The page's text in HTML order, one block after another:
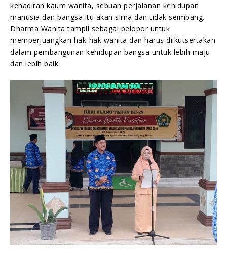
kehadiran kaum wanita, sebuah perjalanan kehidupan
manusia dan bangsa itu akan sirna dan tidak seimbang.
Dharma Wanita tampil sebagai pelopor untuk
memperjuangkan hak-hak wanita dan harus diikutsertakan
dalam pembangunan kehidupan bangsa untuk lebih maju
dan lebih baik.